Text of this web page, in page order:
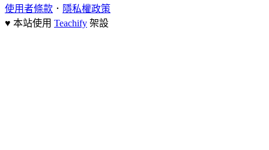
使用者條款 ． 隱私權政策
♥ 本站使用 Teachify 架設